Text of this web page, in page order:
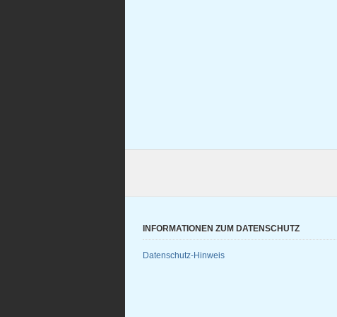
INFORMATIONEN ZUM DATENSCHUTZ
Datenschutz-Hinweis